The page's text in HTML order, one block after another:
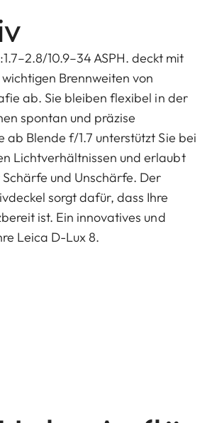
10.9–34 ASPH. deckt mit
Brennweiten von
ab. Sie bleiben flexibel in der
spontan und präzise
Blende f/1.7 unterstützt Sie bei
Lichtverhältnissen und erlaubt
und Unschärfe. Der
sorgt dafür, dass Ihre
ist. Ein innovatives und
Leica D-Lux 8.